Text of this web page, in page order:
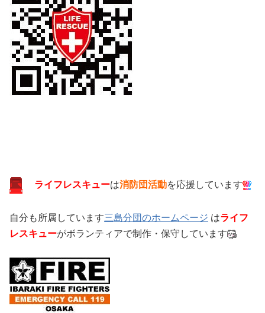
ライフレスキューは消防団活動を応援しています
自分も所属しています三島分団のホームページ はライフ
レスキューがボランティアで制作・保守しています